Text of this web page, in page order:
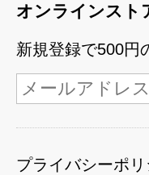
オンラインスト
新規登録で500円
プライバシーポリ